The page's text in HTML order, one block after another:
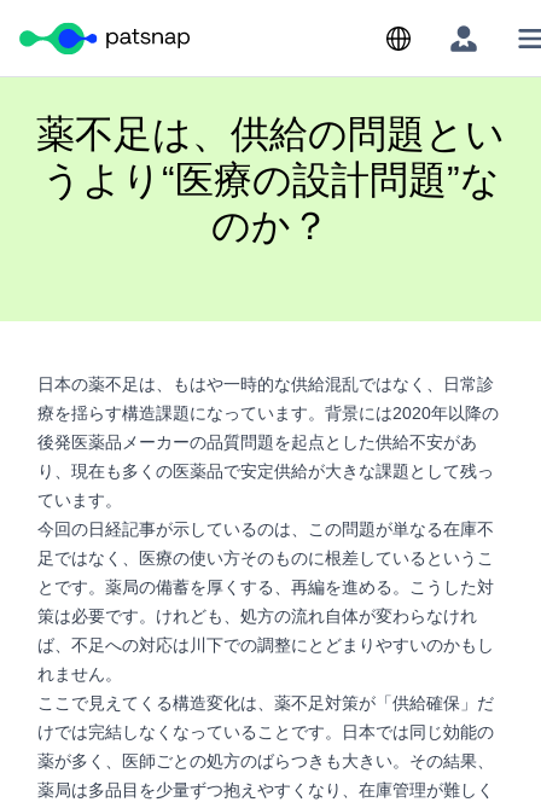
Skip
to
薬不足は、供給の問題とい
うより“医療の設計問題”な
のか？
日本の薬不足は、もはや一時的な供給混乱ではなく、日常診
療を揺らす構造課題になっています。背景には2020年以降の
後発医薬品メーカーの品質問題を起点とした供給不安があ
り、現在も多くの医薬品で安定供給が大きな課題として残っ
ています。
今回の日経記事が示しているのは、この問題が単なる在庫不
足ではなく、医療の使い方そのものに根差しているというこ
とです。薬局の備蓄を厚くする、再編を進める。こうした対
策は必要です。けれども、処方の流れ自体が変わらなけれ
ば、不足への対応は川下での調整にとどまりやすいのかもし
れません。
ここで見えてくる構造変化は、薬不足対策が「供給確保」だ
けでは完結しなくなっていることです。日本では同じ効能の
薬が多く、医師ごとの処方のばらつきも大きい。その結果、
薬局は多品目を少量ずつ抱えやすくなり、在庫管理が難しく